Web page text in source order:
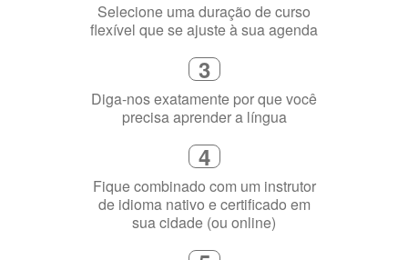
Escolha um curso presencial ou
online
2
Selecione uma duração de curso
flexível que se ajuste à sua agenda
3
Diga-nos exatamente por que você
precisa aprender a língua
4